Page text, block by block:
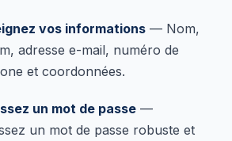
vos informations — Nom,
adresse e-mail, numéro de
et coordonnées.
un mot de passe —
un mot de passe robuste et